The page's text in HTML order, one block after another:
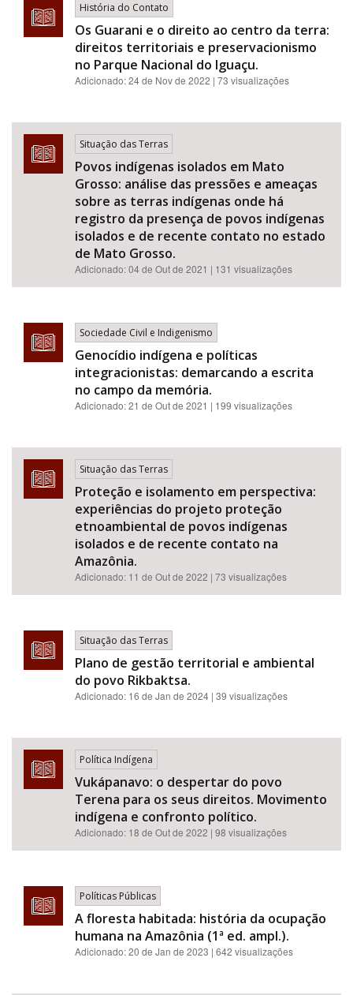
História do Contato
Os Guarani e o direito ao centro da terra:
direitos territoriais e preservacionismo
no Parque Nacional do Iguaçu.
Adicionado:24 de Nov de 2022 | 73 visualizações
Situação das Terras
Povos indígenas isolados em Mato
Grosso: análise das pressões e ameaças
sobre as terras indígenas onde há
registro da presença de povos indígenas
isolados e de recente contato no estado
de Mato Grosso.
Adicionado:04 de Out de 2021 | 131 visualizações
Sociedade Civil e Indigenismo
Genocídio indígena e políticas
integracionistas: demarcando a escrita
no campo da memória.
Adicionado:21 de Out de 2021 | 199 visualizações
Situação das Terras
Proteção e isolamento em perspectiva:
experiências do projeto proteção
etnoambiental de povos indígenas
isolados e de recente contato na
Amazônia.
Adicionado: 11 de Out de 2022 | 73 visualizações
Situação das Terras
Plano de gestão territorial e ambiental
do povo Rikbaktsa.
Adicionado: 16 de Jan de 2024 | 39 visualizações
Política Indígena
Vukápanavo: o despertar do povo
Terena para os seus direitos. Movimento
indígena e confronto político.
Adicionado: 18 de Out de 2022 | 98 visualizações
Políticas Públicas
A floresta habitada: história da ocupação
humana na Amazônia (1ª ed. ampl.).
Adicionado:20 de Jan de 2023 | 642 visualizações